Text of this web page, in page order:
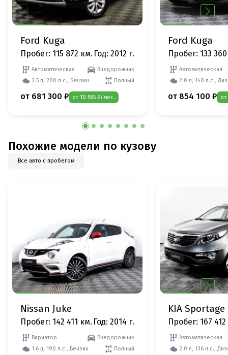
Ford Kuga
Пробег: 115 872 км. Год: 2012 г.
Автоматическая
Внедорожник
2.5 л, 200 л.с., Бензин
Полный
от 681 300 ₽ от 10 585 ₽/мес.
Ford Kuga
Пробег: 133
Автоматическая
2.0 л, 140 л.с.,
от 854 100 ₽
Похожие модели по кузову
Все авто с пробегом
Nissan Juke
Пробег: 142 411 км. Год: 2014 г.
Вариатор
Внедорожник
1.6 л, 190 л.с., Бензин
Полный
KIA Sportage
Пробег: 167
Автоматическая
2.0 л, 136 л.с.,